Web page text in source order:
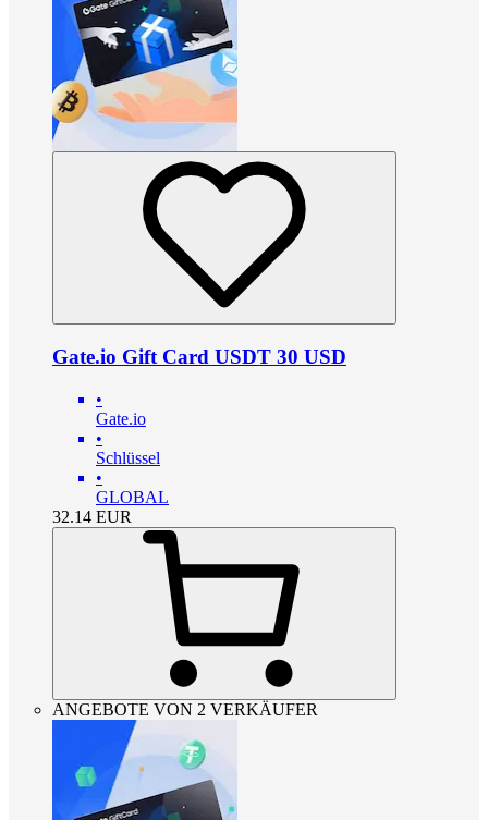
Gate.io Gift Card USDT 30 USD
•
Gate.io
•
Schlüssel
•
GLOBAL
32.14 EUR
ANGEBOTE VON 2 VERKÄUFER